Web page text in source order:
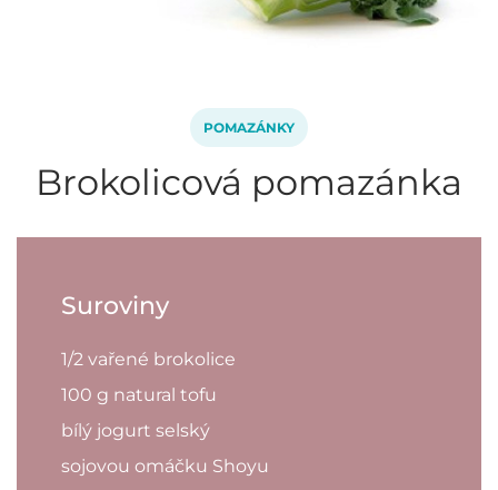
POMAZÁNKY
Brokolicová pomazánka
Suroviny
1/2 vařené brokolice
100 g natural tofu
bílý jogurt selský
sojovou omáčku Shoyu